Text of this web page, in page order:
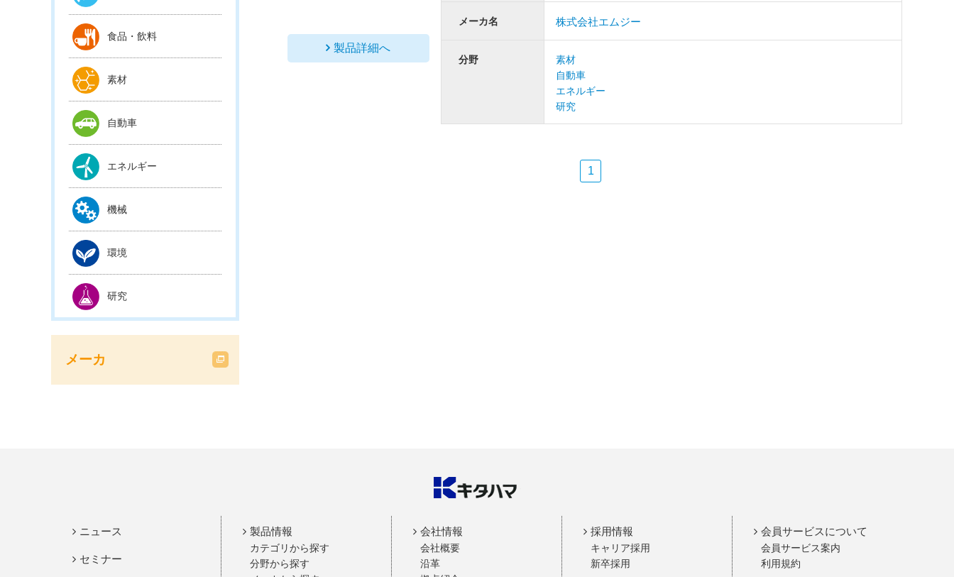
食品・飲料
素材
自動車
エネルギー
機械
環境
研究
メーカ
製品詳細へ
メーカ名 株式会社エムジー
分野
素材
自動車
エネルギー
研究
1
ニュース
セミナー
製品情報
カテゴリから探す
分野から探す
会社情報
会社概要
沿革
採用情報
キャリア採用
新卒採用
会員サービスについて
会員サービス案内
利用規約